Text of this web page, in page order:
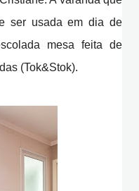
ser usada em dia de
mesa feita de
(Tok&Stok).